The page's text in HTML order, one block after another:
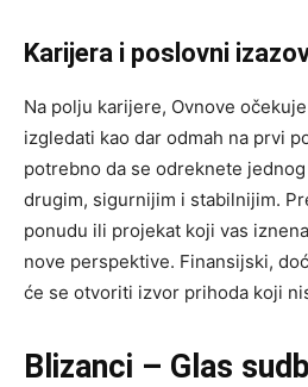
Karijera i poslovni
Na polju karijere, Ovnove
izgledati kao dar odmah na prvi
potrebno da se odreknete
drugim, sigurnijim i stabilnijim.
ponudu ili projekat koji vas
nove perspektive. Finansijski,
će se otvoriti izvor prihoda koji
Blizanci – Glas